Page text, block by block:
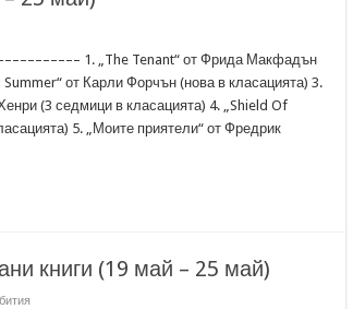
1. „The Tenant“ от Фрида Макфадън
от Карли Форчън (нова в класацията) 3.
(3 седмици в класацията) 4. „Shield Of
5. „Моите приятели“ от Фредрик
книги (19 май – 25 май)